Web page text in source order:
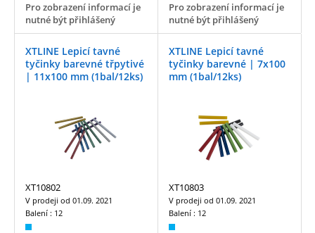
Pro zobrazení informací je
nutné být přihlášený
Pro zobrazení informací je
nutné být přihlášený
XTLINE Lepicí tavné
tyčinky barevné třpytivé
| 11x100 mm (1bal/12ks)
XT10802
V prodeji od 01.09. 2021
Balení : 12
XTLINE Lepicí tavné
tyčinky barevné | 7x100
mm (1bal/12ks)
XT10803
V prodeji od 01.09. 2021
Balení : 12